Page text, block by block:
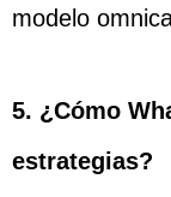
modelo
5. ¿Cómo
estrategias?